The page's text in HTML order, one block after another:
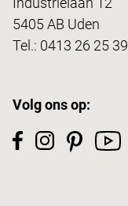
5405 AB Uden
Tel.: 0413 26 25 39
Volg ons op: